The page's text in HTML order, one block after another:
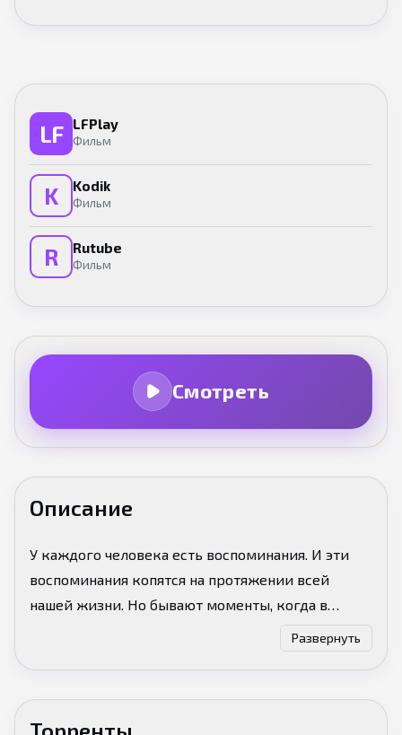
LF LFPlay
Фильм
K Kodik
Фильм
R Rutube
Фильм
Смотреть
Описание
У каждого человека есть воспоминания. И эти
воспоминания копятся на протяжении всей
нашей жизни. Но бывают моменты, когда в
голове всё перемешивается и уже не знаешь…
воспоминание истинно или это просто плод
развито на максимум? Нам поведают историю
Ши Яня, последнего из багов, и его создателя.
Развернуть